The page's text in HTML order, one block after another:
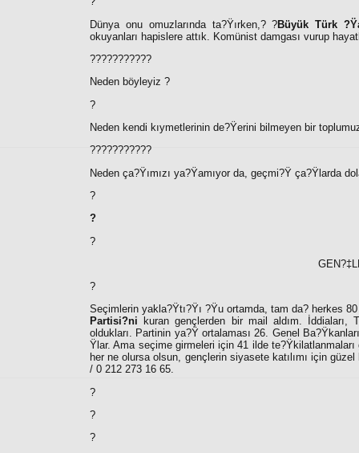
Dünya onu omuzlarında ta?Ÿırken, ??Büyük Türk
okuyanları hapislere attık. Komünist damgası vurup
???????????
Neden böyleyiz ?
?
Neden kendi kıymetlerinin de?Ÿerini bilmeyen bir
???????????
Neden ça?Ÿımızı ya?Ÿamıyor da, geçmi?Ÿ ça?Ÿlarda
?
?
?
?
Seçimlerin yakla?Ÿtı?Ÿı ?Ÿu ortamda, tam da? herkes
Partisi?ni kuran gençlerden bir mail aldım. İddiaları,
oldukları. Partinin ya?Ÿ ortalaması 26. Genel
Ÿlar. Ama seçime girmeleri için 41 ilde te?Ÿkilatlanmaları
her ne olursa olsun, gençlerin siyasete katılımı için
/ 0 212 273 16 65.
?
?
?